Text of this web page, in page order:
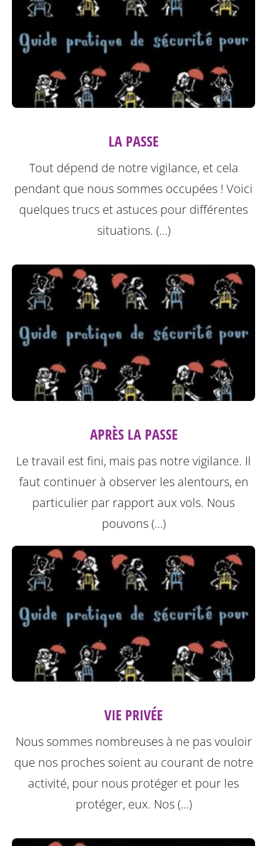
LA PASSE
Tout dépend de notre vigilance, et cela
pendant que nous sommes occupées ! Voici
quelques trucs et astuces pour différentes
situations. (…)
APRÈS LA PASSE
Le travail est fini, mais pas notre vigilance. Il
faut continuer à observer les alentours, en
particulier par rapport aux vols. Nous
pouvons (…)
VIE PRIVÉE
Nous sommes nombreuses à ne pas vouloir
que nos proches soient au courant de notre
activité, pour nous protéger et pour les
protéger, eux. Nos (…)